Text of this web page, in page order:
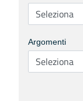
Argomenti